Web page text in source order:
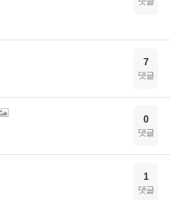
7
댓글
0
댓글
1
댓글